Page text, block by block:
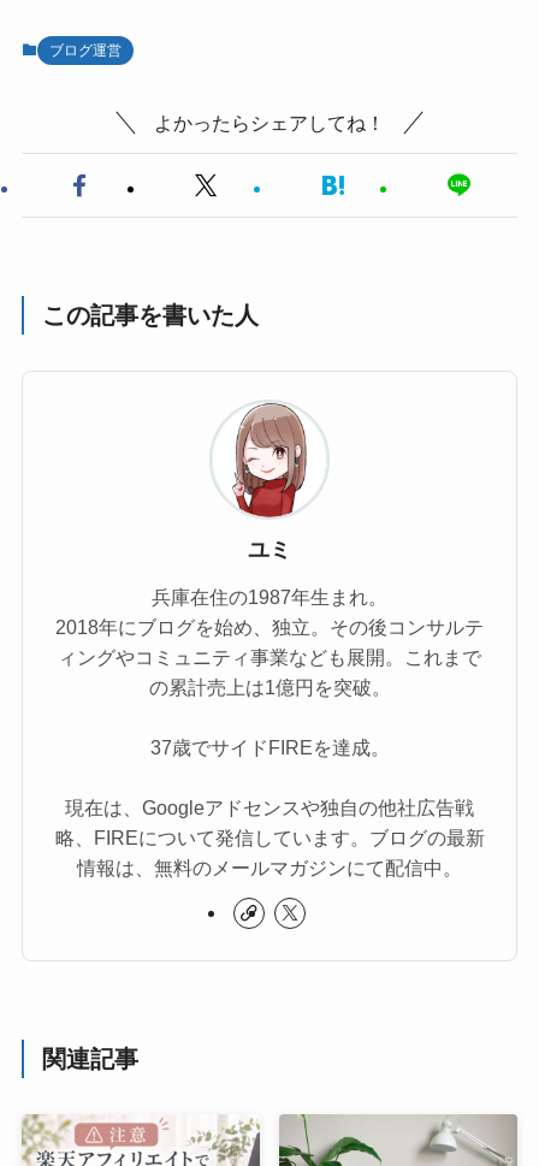
ブログ運営
よかったらシェアしてね！
この記事を書いた人
ユミ
兵庫在住の1987年生まれ。
2018年にブログを始め、独立。その後コンサルテ
ィングやコミュニティ事業なども展開。これまで
の累計売上は1億円を突破。
37歳でサイドFIREを達成。
現在は、Googleアドセンスや独自の他社広告戦
略、FIREについて発信しています。ブログの最新
情報は、無料のメールマガジンにて配信中。
関連記事